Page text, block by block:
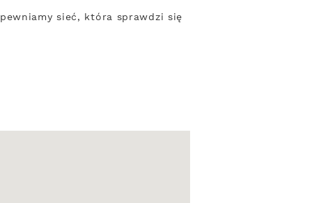
sieć, która sprawdzi się